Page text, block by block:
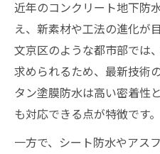
近年のコンクリート地下防
え、新素材や工法の進化が
文京区のような都市部では
求められるため、最新技術
タン塗膜防水は高い密着性
も対応できる点が特徴です。
一方で、シート防水やアス